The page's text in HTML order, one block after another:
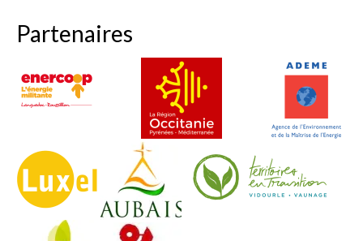
Partenaires